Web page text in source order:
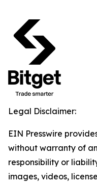
Legal Disclaimer:
EIN Presswire
without warranty of
responsibility or
images, videos,